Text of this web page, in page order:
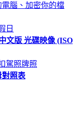
腦、加密你的檔
日
文版 光碟映像 (ISO
駕照牌照
對照表